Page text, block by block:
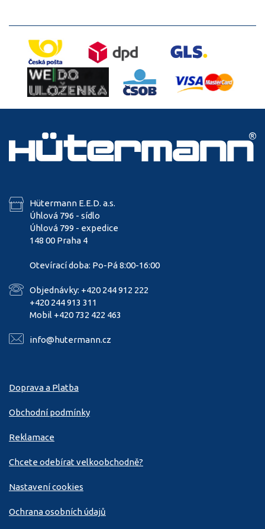
Hütermann E.E.D. a.s.
Úhlová 796 - sídlo
Úhlová 799 - expedice
148 00 Praha 4
Otevírací doba: Po-Pá 8:00-16:00
Objednávky: +420 244 912 222
+420 244 913 311
Mobil +420 732 422 463
info@hutermann.cz
Doprava a Platba
Obchodní podmínky
Reklamace
Chcete odebírat velkoobchodně?
Nastavení cookies
Ochrana osobních údajů